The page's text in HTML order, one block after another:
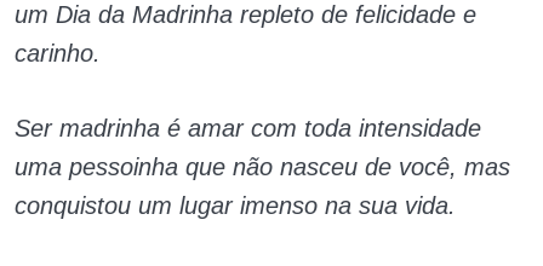
um Dia da Madrinha repleto de felicidade e
carinho.
Ser madrinha é amar com toda intensidade
uma pessoinha que não nasceu de você, mas
conquistou um lugar imenso na sua vida.